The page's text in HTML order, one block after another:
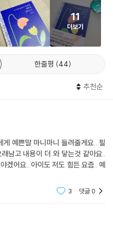
과도 같은 변화가 일어날 거예
업’에서는 실제 가정에서 맞닥뜨리
을 해야 할지 자세히 다룬다. 아이
나 잘 일어나지 않을 때, 말을 거치
관계에서 어려움을 겪을 때 등등
니의 말씀처럼 작가의 경험담이 묻
노트》를 읽고, 지금 아이에게 어
에서 부모들이 흔히 잘못하는 말
을 낭독하며 필사하는 지면이 다
담았던 예쁜 말을 아이에게 건네
내일을 기록하며 하루를 마무리하
계도 바뀔 것이다.
11
더보기
한줄평 44
추천순
예쁜말 마니마니 들려줄게요.. 필
남고 내용이 더 와 닿는것 같아요..
겠어요.. 아이도 저도 힘든 요즘.. 예
3 댓글0